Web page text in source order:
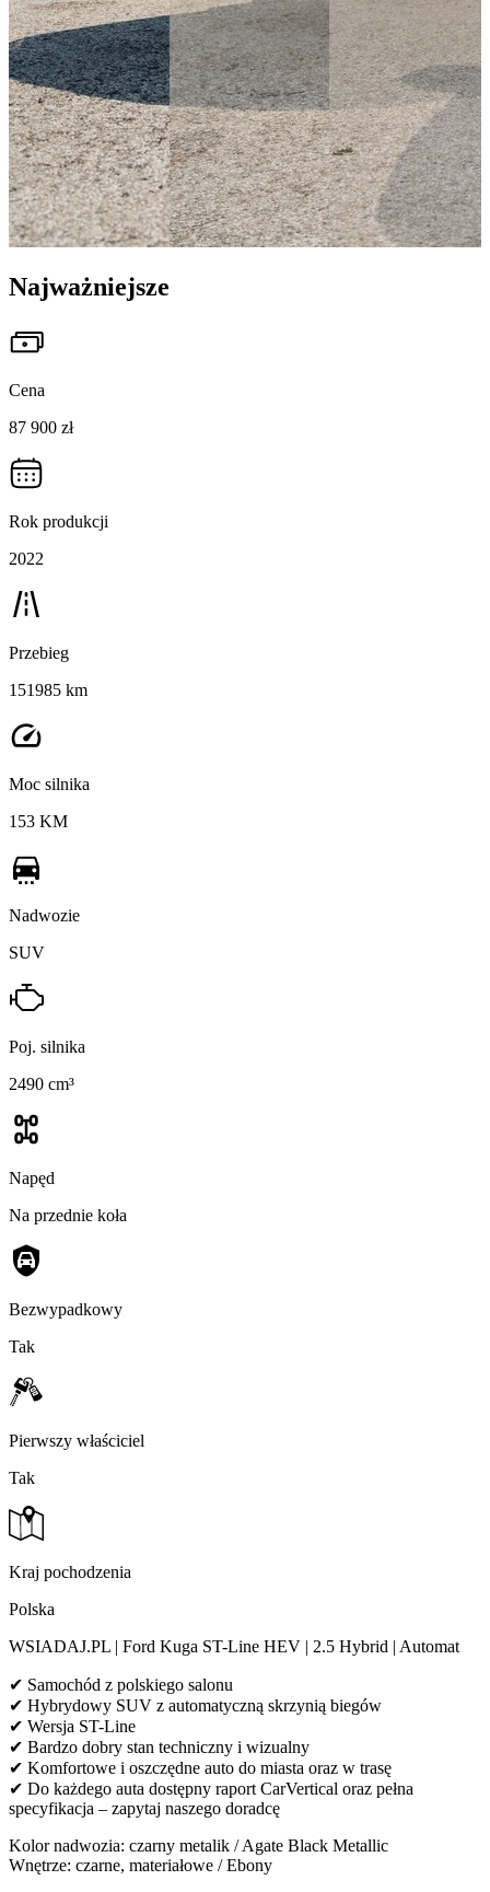
Najważniejsze
Cena
87 900 zł
Rok produkcji
2022
Przebieg
151985 km
Moc silnika
153 KM
Nadwozie
SUV
Poj. silnika
2490 cm³
Napęd
Na przednie koła
Bezwypadkowy
Tak
Pierwszy właściciel
Tak
Kraj pochodzenia
Polska
WSIADAJ.PL | Ford Kuga ST-Line HEV | 2.5 Hybrid | Automat
✔ Samochód z polskiego salonu
✔ Hybrydowy SUV z automatyczną skrzynią biegów
✔ Wersja ST-Line
✔ Bardzo dobry stan techniczny i wizualny
✔ Komfortowe i oszczędne auto do miasta oraz w trasę
✔ Do każdego auta dostępny raport CarVertical oraz pełna
specyfikacja – zapytaj naszego doradcę
Kolor nadwozia: czarny metalik / Agate Black Metallic
Wnętrze: czarne, materiałowe / Ebony